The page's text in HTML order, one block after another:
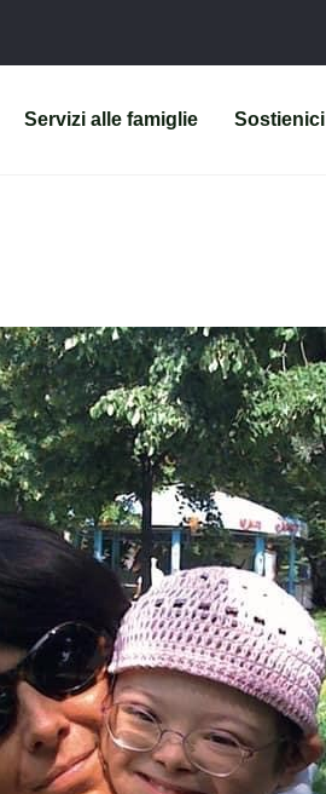
Servizi alle famiglie Sostienici